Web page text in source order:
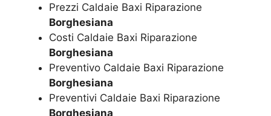
Prezzi Caldaie Baxi Riparazione
Borghesiana
Costi Caldaie Baxi Riparazione
Borghesiana
Preventivo Caldaie Baxi Riparazione
Borghesiana
Preventivi Caldaie Baxi Riparazione
Borghesiana